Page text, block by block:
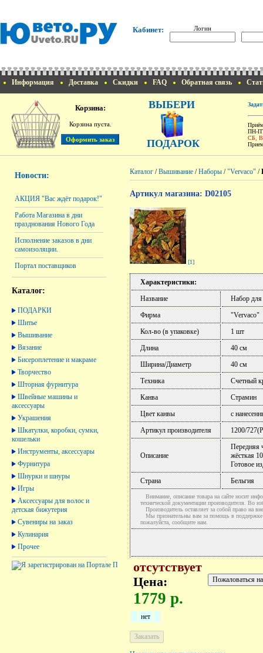
Кабинет: Логин
Информация Доставка Скидки FAQ Обратная связь
Корзина:
Корзина пуста.
ВЫБЕРИ
ПОДАРОК
ПН-
СБ,
Новости:
АКЦИЯ "Вас ждёт подарок!"
Работа Магазина в дни
празднования Нового Года
Исполнение заказов в дни
самоизоляции.
Портал поставщиков
Каталог:
ПОДАРКИ
Шитье
Вышивание
Вязание
Бисероплетение и макраме
Творчество
Шторная фурнитура
Швейные машины и
аксессуары
Украшения
Шкатулки, коробки, сумки,
кошельки
Инструменты, аксессуары
Фурнитура
Шнурки и шнуры
Игры
Аксессуары для волос и
детская бижутерия
Сувениры на заказ
Кулинария
Прочее
Каталог /Вышивание /Наборы /"Vervaco" /
Артикул магазина: D02105
[1]
Характеристики:
Название
Набор
Фирма
"Vervaco"
Кол-во (в упаковке)
1 шт
Длина
40 см
Ширина/Диаметр
40 см
Техника
Счетный
Канва
Страмин
Цвет канвы
с
Артикул производителя
1200/
Описание
Передняя
жёсткая
Готовое
Страна
Бельгия
Внимание, описание товара на сайте носит
технической документации производителя. Во
Производитель оставляет за собой право на
Мы признательны вам за помощь в поддержке
пожалуйста, сообщите нам.
отсутствует
Цена:
1779 р.
нет